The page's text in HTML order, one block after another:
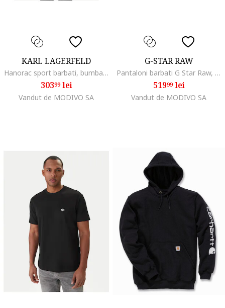
KARL LAGERFELD
Hanorac sport barbati, bumbac, negru,
30399lei
Vandut de MODIVO SA
G-STAR RAW
Pantaloni barbati G Star Raw, D02190-C742, Bumbac, W35-L34 US, Bleumarin
51999lei
Vandut de MODIVO SA